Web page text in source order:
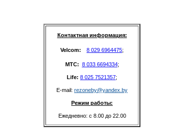
Контактная информация:
Velcom: 8 029 6964475;
MTC: 8 033 6694334;
Life: 8 025 7521357;
E-mail: rezoneby@yandex.by
Режим работы:
Ежедневно: с 8.00 до 22.00